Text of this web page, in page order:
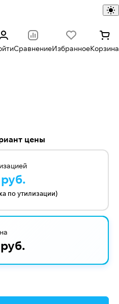
СравнениеИзбранноеКорзина
цены
по утилизации)